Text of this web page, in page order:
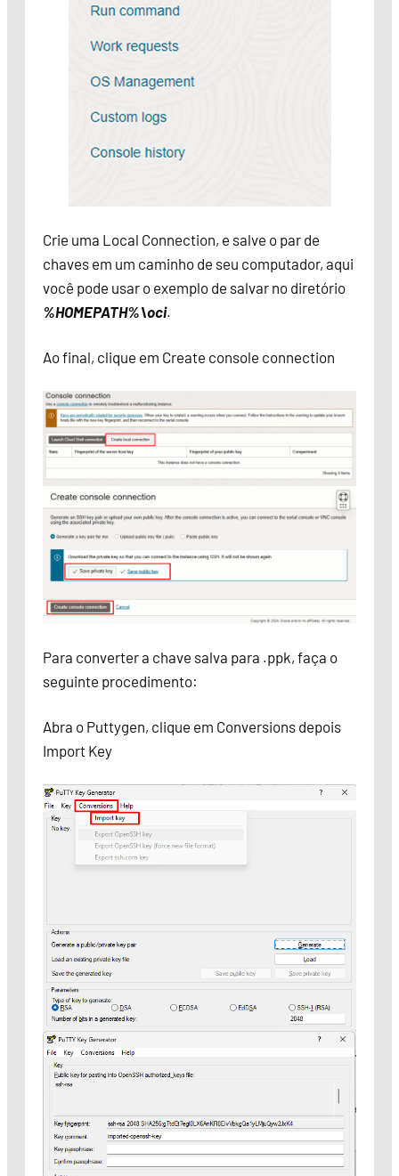
Crie uma Local Connection, e salve o par de
chaves em um caminho de seu computador, aqui
você pode usar o exemplo de salvar no diretório
%HOMEPATH%\oci.
Ao final, clique em Create console connection
Para converter a chave salva para .ppk, faça o
seguinte procedimento:
Abra o Puttygen, clique em Conversions depois
Import Key